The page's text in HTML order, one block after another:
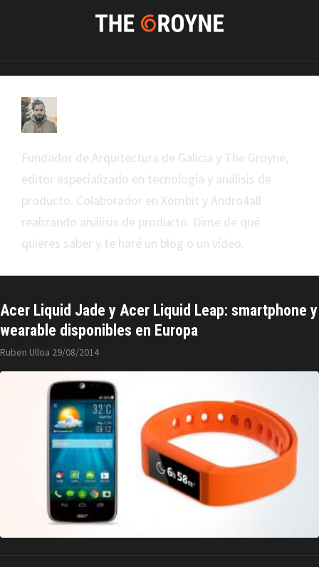
Fundador de Arquitectura de Galicia y The Groyne,
editor especializado en tecnología y análisis de
producto. Colaborador en Xombit y Andro4all
realizando análisis de producto. Dime de qué
quieres saber y te haré un blog o un vídeo.
Acer Liquid Jade y Acer Liquid Leap: smartphone y
wearable disponibles en Europa
Ruben Ulloa 29/08/2014